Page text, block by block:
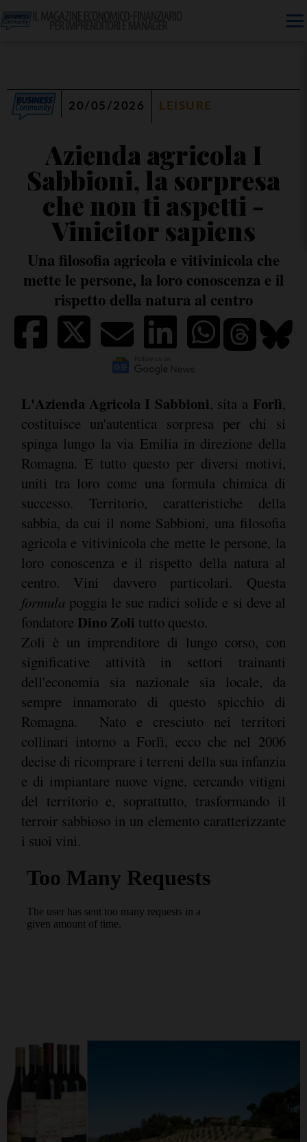
20/05/2026 LEISURE
Azienda agricola I
Sabbioni, la sorpresa
che non ti aspetti -
Vinicitor sapiens
Una filosofia agricola e vitivinicola che
mette le persone, la loro conoscenza e il
rispetto della natura al centro
L'Azienda Agricola I Sabbioni, sita a Forlì,
costituisce un'autentica sorpresa per chi si
spinga lungo la via Emilia in direzione della
Romagna. E tutto questo per diversi motivi,
uniti tra loro come una formula chimica di
successo. Territorio, caratteristiche della
sabbia, da cui il nome Sabbioni, una filosofia
agricola e vitivinicola che mette le persone, la
loro conoscenza e il rispetto della natura al
centro. Vini davvero particolari. Questa
formula poggia le sue radici solide e si deve al
fondatore Dino Zoli tutto questo.
Zoli è un imprenditore di lungo corso, con
significative attività in settori trainanti
dell'economia sia nazionale sia locale, da
sempre innamorato di questo spicchio di
Romagna. Nato e cresciuto nei territori
collinari intorno a Forlì, ecco che nel 2006
decise di ricomprare i terreni della sua infanzia
e di impiantare nuove vigne, cercando vitigni
del territorio e, soprattutto, trasformando il
terroir sabbioso in un elemento caratterizzante
i suoi vini.